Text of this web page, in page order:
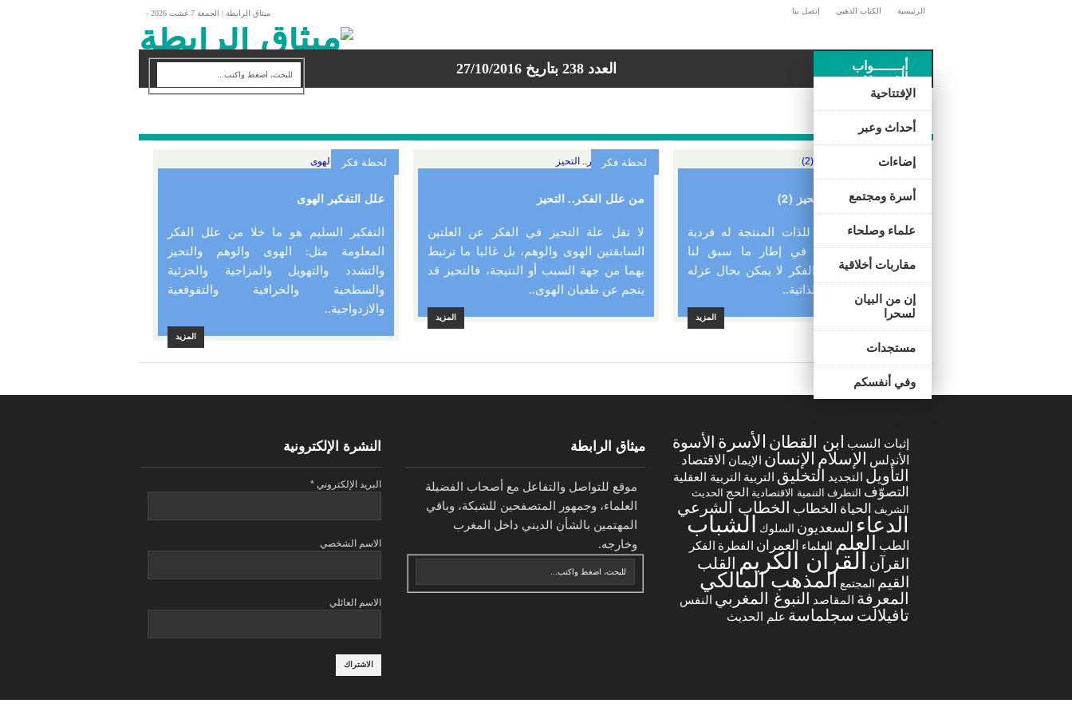
ميثاق الرابطة | الجمعة 7 غشت 2026 - إتصل بنا الكتاب الذهبي الرئيسية
أبـــــــواب
العـــــدد
الإفتتاحية
أحداث وعبر
إضاءات
أسرة ومجتمع
علماء وصلحاء
مقاربات أخلاقية
إن من البيان
لسحرا
مستجدات
وفي أنفسكم
العدد 238 بتاريخ 27/10/2016
التحيز
لحظة فكر
من علل الفكر.. التحيز (2)
يندرج تحيز الفكر للذات المنتجة له فردية
كانت أو جماعية، في إطار ما سبق لنا
توضيحه من كون الفكر لا يمكن بحال عزله
تماما عن مؤثراته الذاتية..
المزيد
لحظة فكر
من علل الفكر.. التحيز
لا تقل علة التحيز في الفكر عن العلتين
السابقتين الهوى والوهم، بل غالبا ما ترتبط
بهما من جهة السبب أو النتيجة، فالتحيز قد
ينجم عن طغيان الهوى..
المزيد
لحظة فكر
علل التفكير الهوى
التفكير السليم هو ما خلا من علل الفكر
المعلومة مثل: الهوى والوهم والتحيز
والتشدد والتهويل والمزاجية والجزئية
والسطحية والخرافية والتقوقعية
والازدواجية..
المزيد
النشرة الإلكترونية
البريد الإلكتروني *
الاسم الشخصي
الاسم العائلي
ميثاق الرابطة
موقع للتواصل والتفاعل مع أصحاب الفضيلة
العلماء، وجمهور المتصفحين للشبكة، وباقي
المهتمين بالشأن الديني داخل المغرب
وخارجه.
إثبات النسب ابن القطان الأسرة الأسوة
الأندلس الإسلام الإنسان الإيمان الاقتصاد
التأويل التجديد التخليق التربية التربية العقلية
التصوّف التطرف التنمية الاقتصادية الحج الحديث
الشريف
الحياة الخطاب الخطاب الشرعي
الدعاء السعديون السلوك الشباب
الطب العلم العلماء العمران الفطرة الفكر
القرآن القرآن الكريم القلب
القيم المجتمع المذهب المالكي
المعرفة المقاصد النبوغ المغربي النفس
تافيلالت سجلماسة علم الحديث